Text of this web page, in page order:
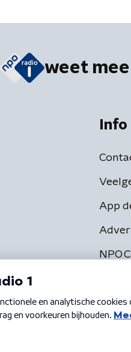
weet
Info
App
NPO
Privacybeleid